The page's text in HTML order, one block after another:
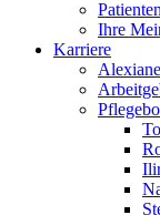
Ihre
Karriere